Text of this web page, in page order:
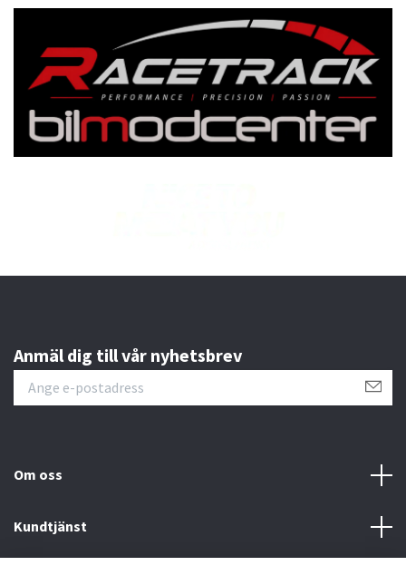
Anmäl dig till vår nyhetsbrev
Om oss
Kundtjänst